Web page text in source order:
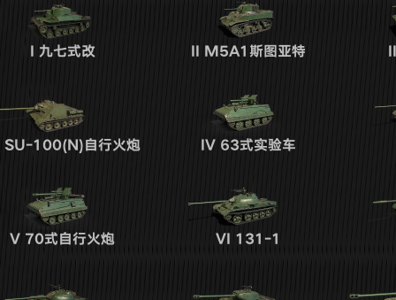
I 九七式改 II M5A1斯图亚特
SU-100(N)自行火炮 IV 63式实验车
V 70式自行火炮 VI 131-1